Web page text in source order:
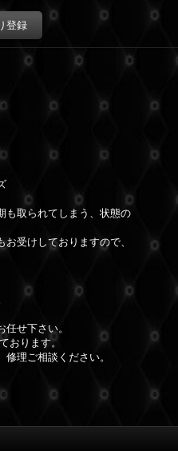
登録
も取られてしまう、状態の
受けしておりますので、
せ下さい。
おります。
理ご相談ください。